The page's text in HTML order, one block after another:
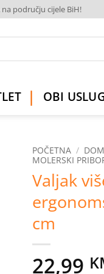
na području cijele BiH!
OBI
POČETNA / DOM
MOLERSKI
Valjak
cm
22,99